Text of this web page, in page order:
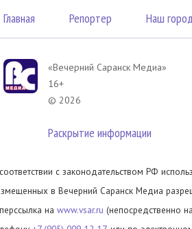
Главная Репортер Наш
«Вечерний Саранск Mедиа»
16+
© 2026
Раскрытие информации
с законодательством РФ
в Вечерний Саранск Медиа
на www.vsar.ru (непосредственно